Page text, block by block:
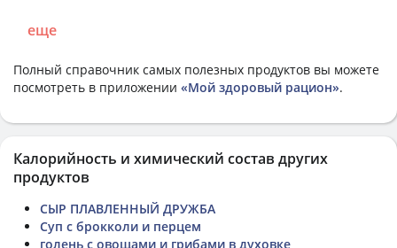
еще
Полный справочник самых полезных продуктов вы можете
посмотреть в приложении «Мой здоровый рацион».
Калорийность и химический состав других
продуктов
СЫР ПЛАВЛЕННЫЙ ДРУЖБА
Суп с брокколи и перцем
голень с овощами и грибами в духовке